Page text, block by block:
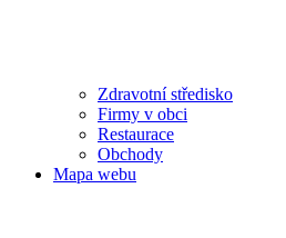
Zdravotní středisko
Firmy v obci
Restaurace
Obchody
Mapa webu